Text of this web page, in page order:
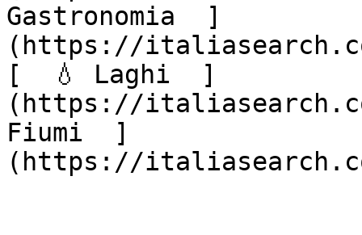
Gastronomia  ]
(https://
[  💧 Laghi  ]
(https://
Fiumi  ]
(https://